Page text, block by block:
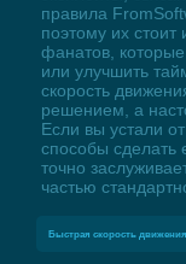
правила
поэтому их стоит
фанатов,
или улучшить
скорость
решением, а
Если вы устали
способы сделать
точно
частью
Быстрая скорость движения